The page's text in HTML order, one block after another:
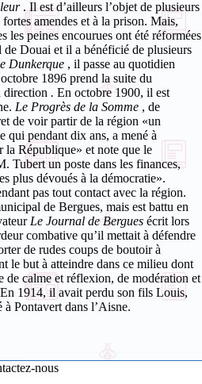
. Il est d’ailleurs l’objet de plusieurs
amendes et à la prison. Mais,
les peines encourues ont été réformées
de Douai et il a bénéficié de plusieurs
Dunkerque , il passe au quotidien
1896 prend la suite du
direction . En octobre 1900, il est
Le Progrès de la Somme , de
de voir partir de la région «un
qui pendant dix ans, a mené à
République» et note que le
Tubert un poste dans les finances,
plus dévoués à la démocratie».
pas tout contact avec la région.
de Bergues, mais est battu en
Le Journal de Bergues écrit lors
combative qu’il mettait à défendre
de rudes coups de boutoir à
le but à atteindre dans ce milieu dont
de calme et réflexion, de modération et
En 1914, il avait perdu son fils Louis,
à Pontavert dans l’Aisne.
nous